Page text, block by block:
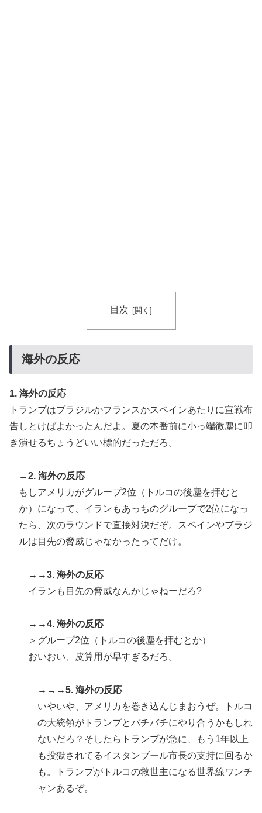
目次
海外の反応
1. 海外の反応
トランプはブラジルかフランスかスペインあたりに宣戦布
告しとけばよかったんだよ。夏の本番前に小っ端微塵に叩
き潰せるちょうどいい標的だっただろ。
→2. 海外の反応
もしアメリカがグループ2位（トルコの後塵を拝むと
か）になって、イランもあっちのグループで2位になっ
たら、次のラウンドで直接対決だぞ。スペインやブラジ
ルは目先の脅威じゃなかったってだけ。
→→3. 海外の反応
イランも目先の脅威なんかじゃねーだろ?
→→4. 海外の反応
＞グループ2位（トルコの後塵を拝むとか）
おいおい、皮算用が早すぎるだろ。
→→→5. 海外の反応
いやいや、アメリカを巻き込んじまおうぜ。トルコ
の大統領がトランプとバチバチにやり合うかもしれ
ないだろ？そしたらトランプが急に、もう1年以上
も投獄されてるイスタンブール市長の支持に回るか
も。トランプがトルコの救世主になる世界線ワンチ
ャンあるぞ。